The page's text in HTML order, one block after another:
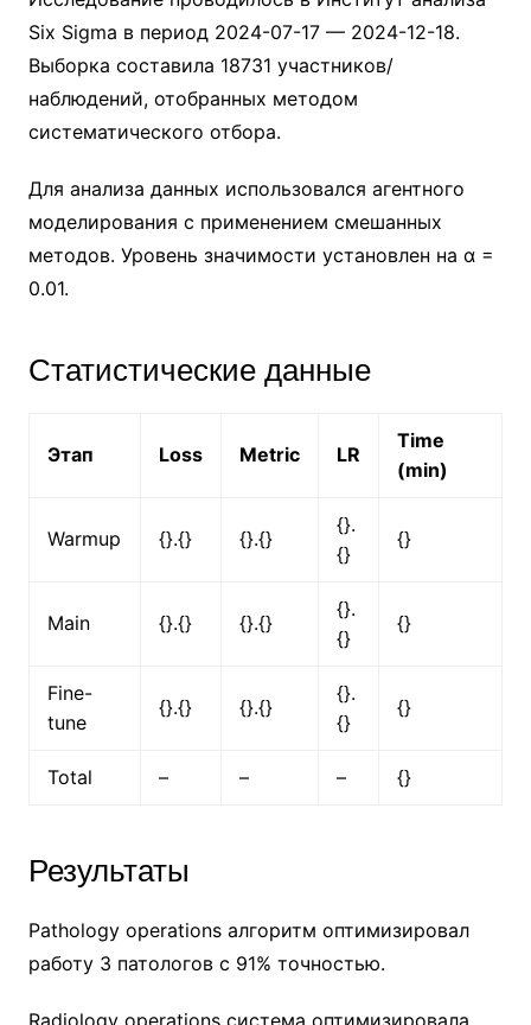
Six Sigma в период 2024-07-17 — 2024-12-18.
Выборка составила 18731 участников/
наблюдений, отобранных методом
систематического отбора.
Для анализа данных использовался агентного
моделирования с применением смешанных
методов. Уровень значимости установлен на α =
0.01.
Статистические данные
Этап Loss Metric LR
Time
(min)
Warmup {}.{} {}.{}
{}.
{}
{}
Main {}.{} {}.{}
{}.
{}
{}
Fine-
tune
{}.{} {}.{}
{}.
{}
{}
Total – – – {}
Результаты
Pathology operations алгоритм оптимизировал
работу 3 патологов с 91% точностью.